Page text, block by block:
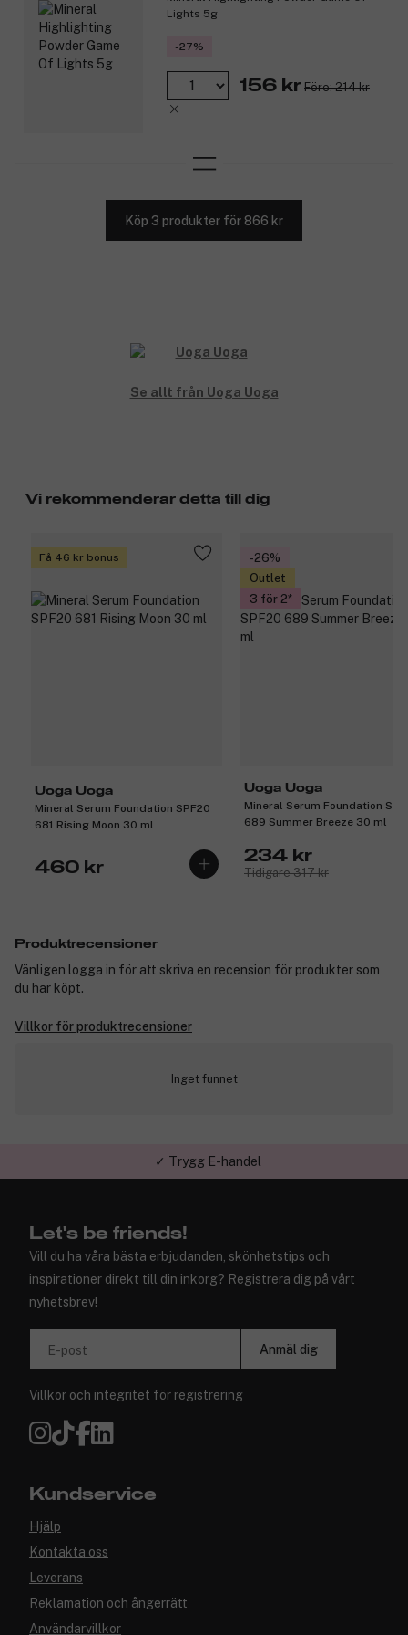
Lights 5g
-27%
156 kr Före: 214 kr
Köp 3 produkter för 866 kr
Se allt från Uoga Uoga
Vi rekommenderar detta till dig
Få 46 kr bonus
Uoga Uoga
Mineral Serum Foundation SPF20
681 Rising Moon 30 ml
460 kr
-26%
Outlet
3 för 2
Uoga Uoga
Mineral Serum Foundation
689 Summer Breeze 30 ml
234 kr
Tidigare 317 kr
Produktrecensioner
Vänligen logga in för att skriva en recension för produkter som
du har köpt.
Villkor för produktrecensioner
Inget funnet
✓ Trygg E-handel
Let's be friends!
Vill du ha våra bästa erbjudanden, skönhetstips och
inspirationer direkt till din inkorg? Registrera dig på vårt
nyhetsbrev!
E-post Anmäl dig
Villkor och integritet för registrering
Kundservice
Hjälp
Kontakta oss
Leverans
Reklamation och ångerrätt
Användarvillkor